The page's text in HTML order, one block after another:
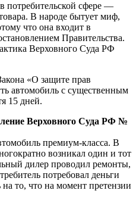
потребительской сфере —
В народе бытует миф,
что она входит в
Правительства.
Верховного Суда РФ
«О защите прав
автомобиль с существенным
15 дней.
Верховного Суда РФ №
премиум-класса. В
возникал один и тот
дилер проводил ремонты,
потребовал деньги
на то, что на момент претензии